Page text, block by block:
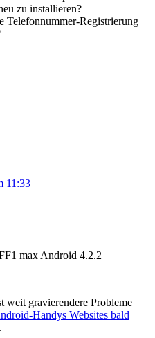
zu installieren?
Telefonnummer-Registrierung
11:33
max Android 4.2.2
weit gravierendere Probleme
Handys Websites bald
.